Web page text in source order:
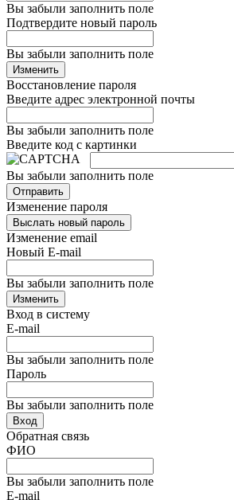
Вы забыли заполнить поле
Подтвердите новый пароль
Вы забыли заполнить поле
Изменить
Восстановление пароля
Введите адрес электронной почты
Вы забыли заполнить поле
Введите код с картинки
Вы забыли заполнить поле
Отправить
Изменение пароля
Выслать новый пароль
Изменение email
Новый E-mail
Вы забыли заполнить поле
Изменить
Вход в систему
E-mail
Вы забыли заполнить поле
Пароль
Вы забыли заполнить поле
Вход
Обратная связь
ФИО
Вы забыли заполнить поле
E-mail